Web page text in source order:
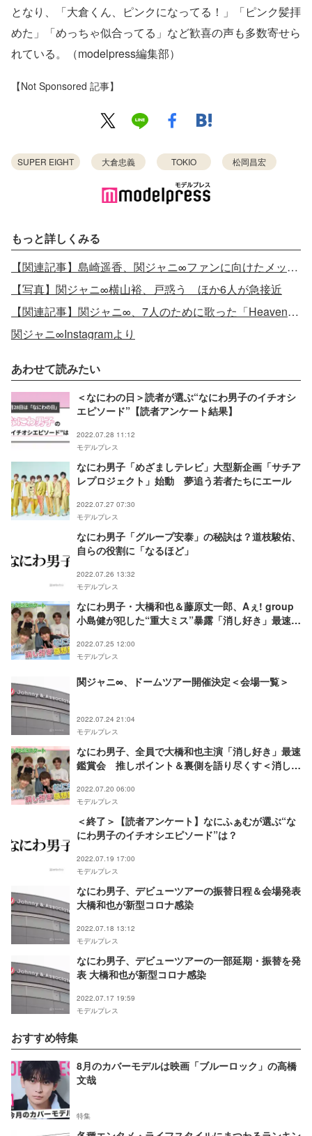
となり、「大倉くん、ピンクになってる！」「ピンク髪拝
めた」「めっちゃ似合ってる」など歓喜の声も多数寄せら
れている。（modelpress編集部）
【Not Sponsored 記事】
SUPER EIGHT 大倉忠義 TOKIO 松岡昌宏
もっと詳しくみる
【関連記事】島崎遥香、関ジャニ∞ファンに向けたメッセージが話題「7色で描いてくれてありがとう」
【写真】関ジャニ∞横山裕、戸惑う ほか6人が急接近
【関連記事】関ジャニ∞、7人のために歌った「Heavenly Psycho」ファンに感動広がる
関ジャニ∞Instagramより
あわせて読みたい
＜なにわの日＞読者が選ぶ“なにわ男子のイチオシ
エピソード”【読者アンケート結果】
2022.07.28 11:12
モデルプレス
なにわ男子「めざましテレビ」大型新企画「サチア
レプロジェクト」始動 夢追う若者たちにエール
2022.07.27 07:30
モデルプレス
なにわ男子「グループ安泰」の秘訣は？道枝駿佑、
自らの役割に「なるほど」
2022.07.26 13:32
モデルプレス
なにわ男子・大橋和也＆藤原丈一郎、Aぇ! group
小島健が犯した“重大ミス”暴露「消し好き」最速鑑
った。＞
2022.07.25 12:00
モデルプレス
関ジャニ∞、ドームツアー開催決定＜会場一覧＞
2022.07.24 21:04
モデルプレス
なにわ男子、全員で大橋和也主演「消し好き」最速
鑑賞会 推しポイント＆裏側を語り尽くす＜消しゴ
2022.07.20 06:00
モデルプレス
＜終了＞【読者アンケート】なにふぁむが選ぶ“な
にわ男子のイチオシエピソード”は？
2022.07.19 17:00
モデルプレス
なにわ男子、デビューツアーの振替日程＆会場発表
大橋和也が新型コロナ感染
2022.07.18 13:12
モデルプレス
なにわ男子、デビューツアーの一部延期・振替を発
表 大橋和也が新型コロナ感染
2022.07.17 19:59
モデルプレス
おすすめ特集
8月のカバーモデルは映画「ブルーロック」の高橋
文哉
特集